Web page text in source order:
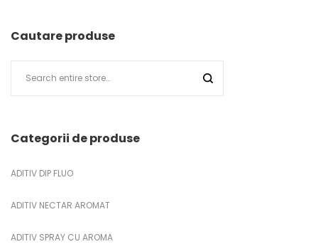
Cautare produse
Categorii de produse
ADITIV DIP FLUO
ADITIV NECTAR AROMAT
ADITIV SPRAY CU AROMA